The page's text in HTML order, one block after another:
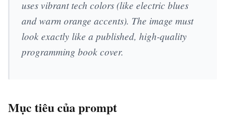
uses vibrant tech colors (like electric blues
and warm orange accents). The image must
look exactly like a published, high-quality
programming book cover.
Mục tiêu của prompt